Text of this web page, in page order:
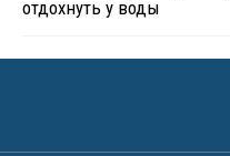
отдохнуть у воды